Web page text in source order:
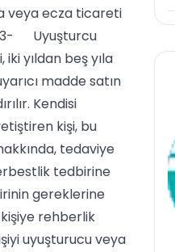
veya ecza ticareti
3- Uyuşturcu
yıldan beş yıla
madde satın
Kendisi
kişi, bu
tedaviye
tedbirine
gereklerine
rehberlik
uyuşturucu veya